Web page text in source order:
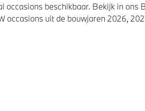
beschikbaar. Bekijk in ons
uit de bouwjaren 2026,